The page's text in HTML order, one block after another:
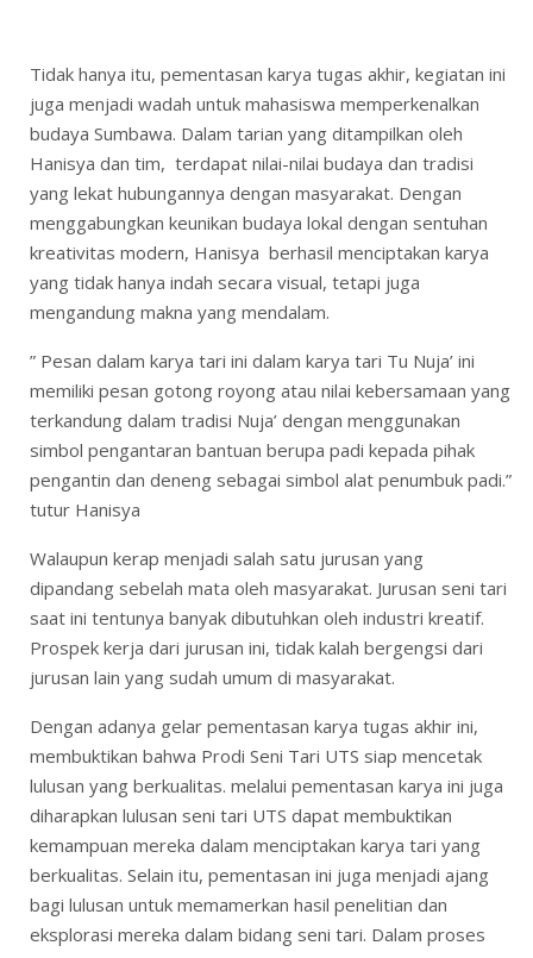
Tidak hanya itu, pementasan karya tugas akhir, kegiatan ini
juga menjadi wadah untuk mahasiswa memperkenalkan
budaya Sumbawa. Dalam tarian yang ditampilkan oleh
Hanisya dan tim, terdapat nilai-nilai budaya dan tradisi
yang lekat hubungannya dengan masyarakat. Dengan
menggabungkan keunikan budaya lokal dengan sentuhan
kreativitas modern, Hanisya berhasil menciptakan karya
yang tidak hanya indah secara visual, tetapi juga
mengandung makna yang mendalam.
” Pesan dalam karya tari ini dalam karya tari Tu Nuja’ ini
memiliki pesan gotong royong atau nilai kebersamaan yang
terkandung dalam tradisi Nuja’ dengan menggunakan
simbol pengantaran bantuan berupa padi kepada pihak
pengantin dan deneng sebagai simbol alat penumbuk padi.”
tutur Hanisya
Walaupun kerap menjadi salah satu jurusan yang
dipandang sebelah mata oleh masyarakat. Jurusan seni tari
saat ini tentunya banyak dibutuhkan oleh industri kreatif.
Prospek kerja dari jurusan ini, tidak kalah bergengsi dari
jurusan lain yang sudah umum di masyarakat.
Dengan adanya gelar pementasan karya tugas akhir ini,
membuktikan bahwa Prodi Seni Tari UTS siap mencetak
lulusan yang berkualitas. melalui pementasan karya ini juga
diharapkan lulusan seni tari UTS dapat membuktikan
kemampuan mereka dalam menciptakan karya tari yang
berkualitas. Selain itu, pementasan ini juga menjadi ajang
bagi lulusan untuk memamerkan hasil penelitian dan
eksplorasi mereka dalam bidang seni tari. Dalam proses